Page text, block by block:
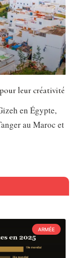
leur créativité
en Égypte,
au Maroc et
ARMÉE